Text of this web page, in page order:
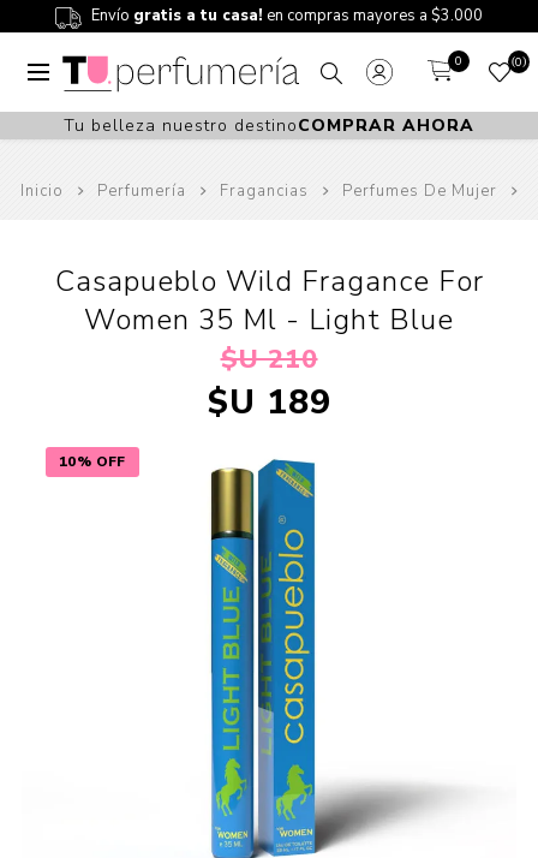
Envío gratis a tu casa! en compras mayores a $3.000
0 0
Tu belleza nuestro destinoCOMPRAR AHORA
Inicio Perfumería Fragancias Perfumes De Mujer
10% OFF
Casapueblo Wild Fragance For
Women 35 Ml - Light Blue
$U 210
$U 189